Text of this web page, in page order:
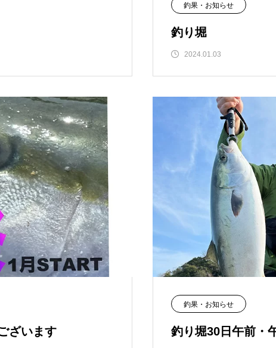
釣果・お知らせ
釣り堀
2024.01.03
ざいます
釣果・お知らせ
釣り堀30日午前・